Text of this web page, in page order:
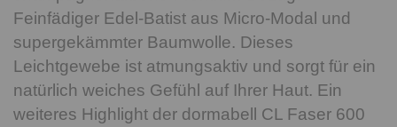
Feinfädiger Edel-Batist aus Micro-Modal und
supergekämmter Baumwolle. Dieses
Leichtgewebe ist atmungsaktiv und sorgt für ein
natürlich weiches Gefühl auf Ihrer Haut. Ein
weiteres Highlight der dormabell CL Faser 600